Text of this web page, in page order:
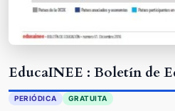
EducaINEE : Boletín de
PERIÓDICA GRATUITA